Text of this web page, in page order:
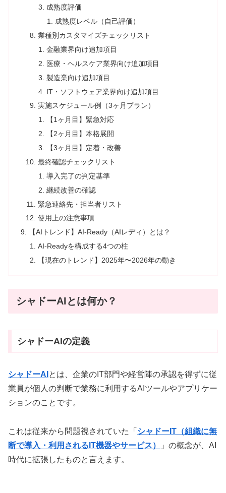
成熟度評価
成熟度レベル（自己評価）
業種別カスタマイズチェックリスト
金融業界向け追加項目
医療・ヘルスケア業界向け追加項目
製造業向け追加項目
IT・ソフトウェア業界向け追加項目
実施スケジュール例（3ヶ月プラン）
【1ヶ月目】緊急対応
【2ヶ月目】本格展開
【3ヶ月目】定着・改善
最終確認チェックリスト
導入完了の判定基準
継続改善の確認
緊急連絡先・担当者リスト
使用上の注意事項
【AIトレンド】AI-Ready（AIレディ）とは？
AI-Readyを構成する4つの柱
【現在のトレンド】2025年〜2026年の動き
シャドーAIとは何か？
シャドーAIの定義
シャドーAI とは、企業のIT部門や経営陣の承認を得ずに従
業員が個人の判断で業務に利用するAIツールやアプリケー
ションのことです。
これは従来から問題視されていた「 シャドーIT（組織に無
断で導入・利用されるIT機器やサービス）
」の概念が、AI
時代に拡張したものと言えます。